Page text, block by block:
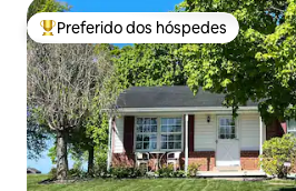
Entre os melhores preferidos dos
Preferido dos hóspedes